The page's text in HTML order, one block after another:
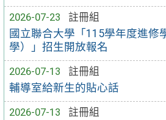
2026-07-23
註冊組
國立聯合大學「115學年度進修
學）」招生開放報名
2026-07-13
註冊組
輔導室給新生的貼心話
2026-07-13
註冊組